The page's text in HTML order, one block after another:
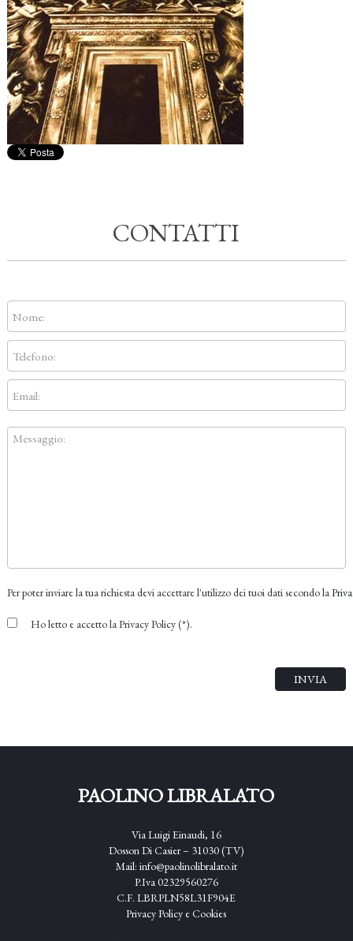
CONTATTI
Per poter inviare la tua richiesta devi accettare l'utilizzo dei tuoi dati secondo la
Ho letto e accetto la Privacy Policy (*).
PAOLINO LIBRALATO
Via Luigi Einaudi, 16
Dosson Di Casier – 31030 (TV)
Mail: info@paolinolibralato.it
P.Iva 02329560276
C.F. LBRPLN58L31F904E
Privacy Policy eCookies